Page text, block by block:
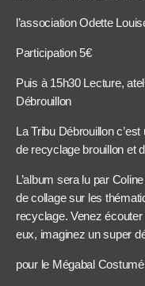
l’association Odette
Participation 5€
Puis à 15h30 Lecture,
Débrouillon
La Tribu Débrouillon
de recyclage brouillon et
L’album sera lu par
de collage sur les
recyclage. Venez
eux, imaginez un super
pour le Mégabal